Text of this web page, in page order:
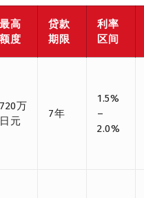
最高
额度
贷款
期限
利率
区间
720万
日元
7年
1.5%
–
2.0%